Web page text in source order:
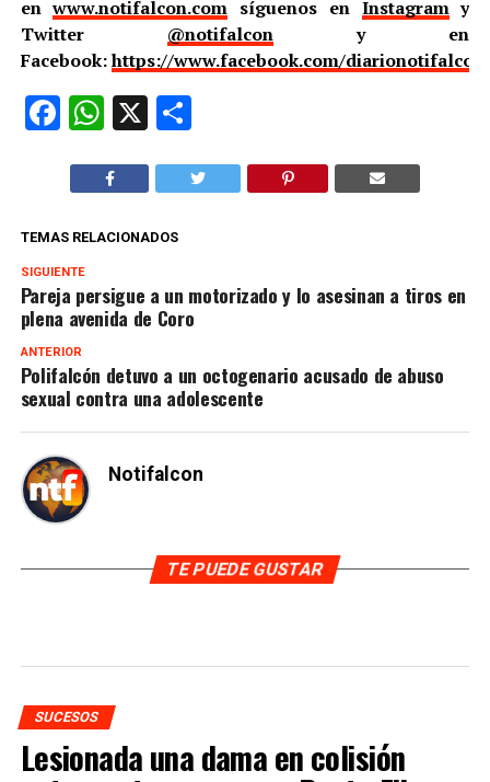
enwww.notifalcon.com síguenos en Instagramy
Twitter @notifalcony en
Facebook:https://www.facebook.com/
Facebook
WhatsApp
X Compartir
TEMAS RELACIONADOS
SIGUIENTE
Pareja persigue a un motorizado y lo asesinan a tiros en
plena avenida de Coro
ANTERIOR
Polifalcón detuvo a un octogenario acusado de abuso
sexual contra una adolescente
Notifalcon
TE PUEDE GUSTAR
SUCESOS
Lesionada una dama en colisión